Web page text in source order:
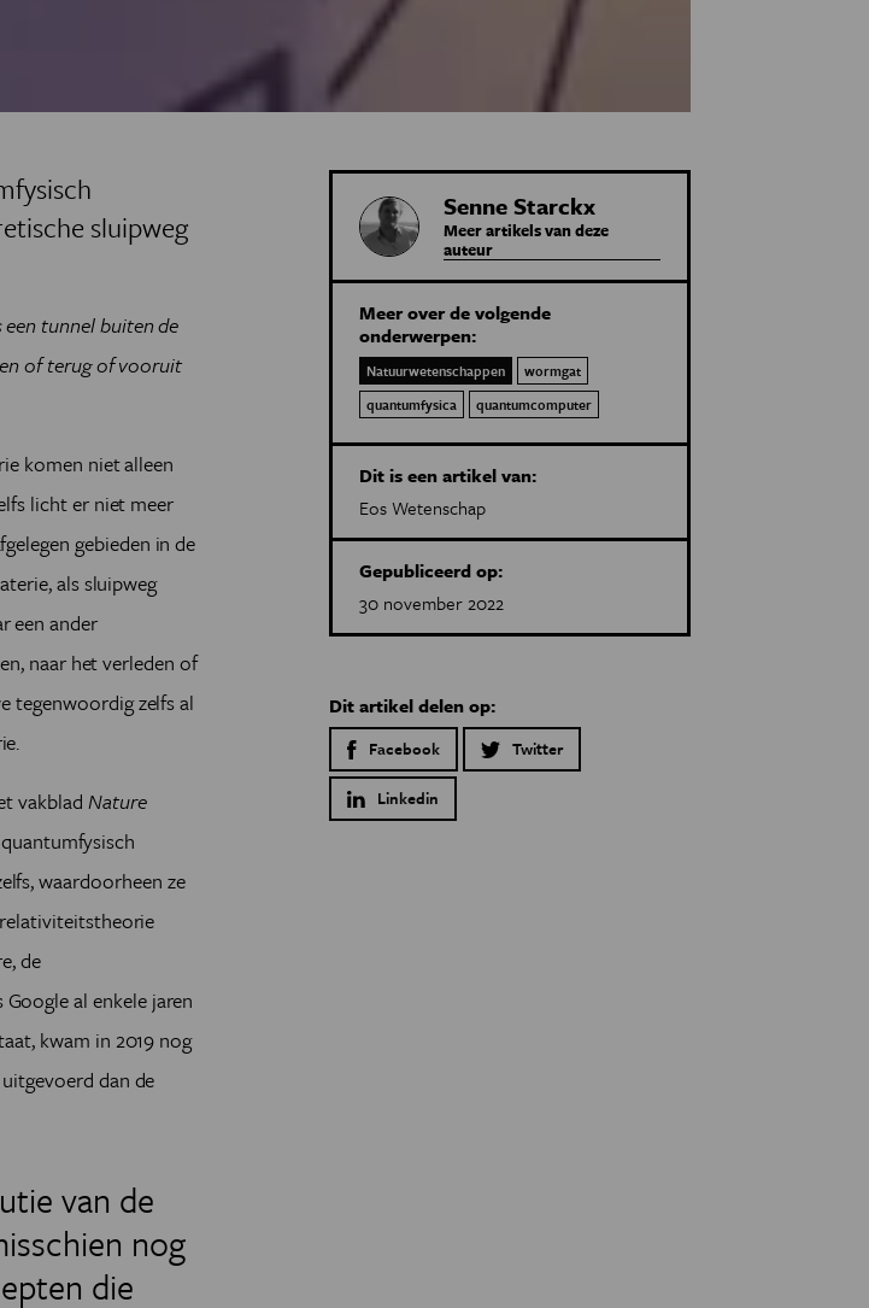
sluipweg
een tunnel buiten de
of terug of vooruit
komen niet alleen
licht er niet meer
gebieden in de
als sluipweg
een ander
naar het verleden of
tegenwoordig zelfs al
vakblad Nature
waardoorheen ze
de
al enkele jaren
kwam in 2019 nog
dan de
van de
nog
die
Senne Starckx
Meer artikels van deze
auteur
Meer over de volgende
onderwerpen:
Natuurwetenschappen
wormgat
quantumfysica
quantumcomputer
Dit is een artikel van:
Eos Wetenschap
Gepubliceerd op:
30 november 2022
Dit artikel delen op:
Facebook Twitter
Linkedin